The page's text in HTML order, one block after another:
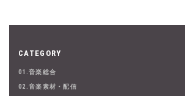
CATEGORY
01.音楽総合
02.音楽素材・配信